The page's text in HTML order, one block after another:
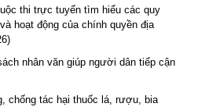
thi trực tuyến tìm hiểu các quy
hoạt động của chính quyền địa
nhân văn giúp người dân tiếp cận
chống tác hại thuốc lá, rượu, bia
Việt Nam vào các vị trí dự kiến
ngoài